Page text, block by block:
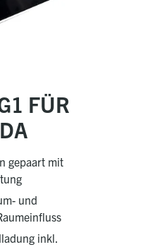
FÜR
gepaart mit
und
inkl.